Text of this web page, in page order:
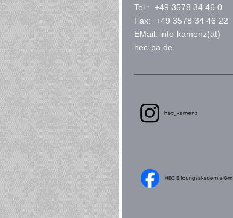
Tel.: +49 3578 34 46 0
Fax: +49 3578 34 46 22
EMail: info-kamenz(at)
hec-ba.de